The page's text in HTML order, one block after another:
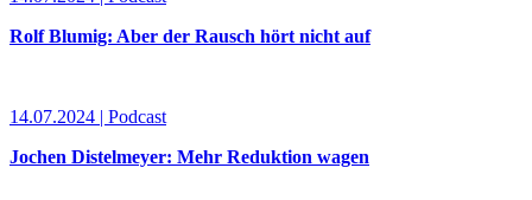
Rolf Blumig: Aber der Rausch hört nicht auf
14.07.2024 | Podcast
Jochen Distelmeyer: Mehr Reduktion wagen